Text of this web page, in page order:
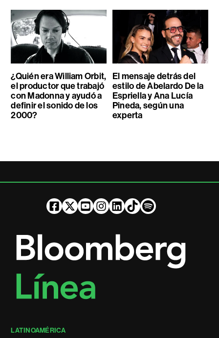
¿Quién era William Orbit,
el productor que trabajó
con Madonna y ayudó a
definir el sonido de los
2000?
El mensaje detrás del
estilo de Abelardo De la
Espriella y Ana Lucía
Pineda, según una
experta
LATINOAMÉRICA